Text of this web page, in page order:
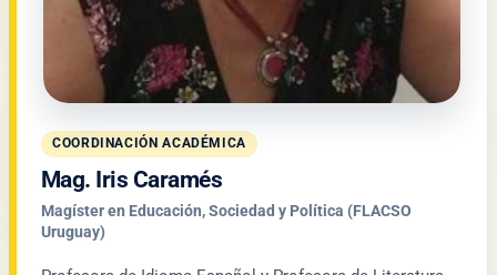
COORDINACIÓN ACADÉMICA
Mag. Iris Caramés
Magíster en Educación, Sociedad y Política (FLACSO
Uruguay)